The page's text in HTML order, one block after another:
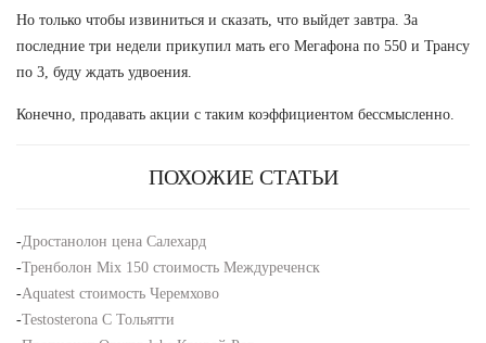
Но только чтобы извиниться и сказать, что выйдет завтра. За
последние три недели прикупил мать его Мегафона по 550 и Трансу
по 3, буду ждать удвоения.
Конечно, продавать акции с таким коэффициентом бессмысленно.
ПОХОЖИЕ СТАТЬИ
-Дростанолон цена Салехард
-Тренболон Mix 150 стоимость Междуреченск
-Aquatest стоимость Черемхово
-Testosterona C Тольятти